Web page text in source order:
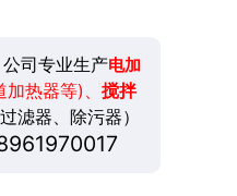
司专业生产电加
热器等)、 搅拌
滤器、除污器）